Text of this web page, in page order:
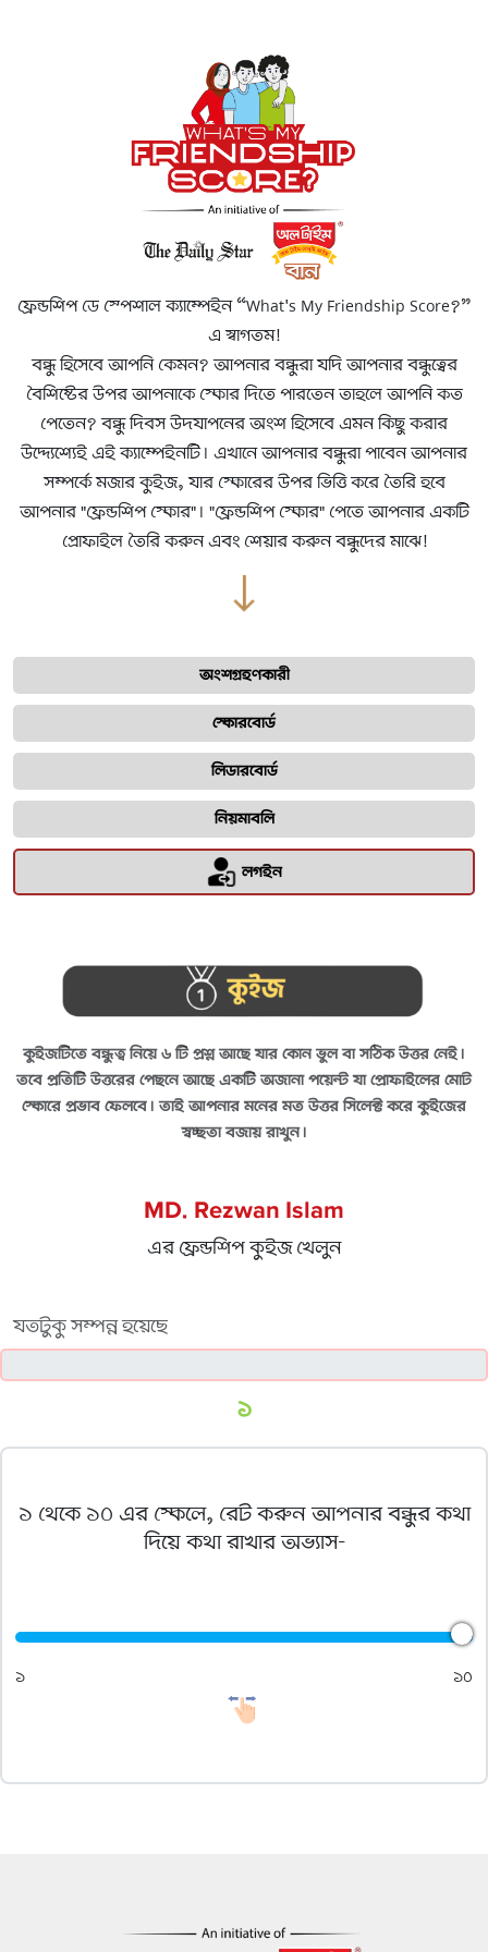
ফ্রেন্ডশিপ ডে স্পেশাল ক্যাম্পেইন “What's My Friendship Score?”
এ স্বাগতম!
বন্ধু হিসেবে আপনি কেমন? আপনার বন্ধুরা যদি আপনার বন্ধুত্বের
বৈশিষ্টের উপর আপনাকে স্কোর দিতে পারতেন তাহলে আপনি কত
পেতেন? বন্ধু দিবস উদযাপনের অংশ হিসেবে এমন কিছু করার
উদ্দ্যেশ্যেই এই ক্যাম্পেইনটি। এখানে আপনার বন্ধুরা পাবেন আপনার
সম্পর্কে মজার কুইজ, যার স্কোরের উপর ভিত্তি করে তৈরি হবে
আপনার "ফ্রেন্ডশিপ স্কোর"। "ফ্রেন্ডশিপ স্কোর" পেতে আপনার একটি
প্রোফাইল তৈরি করুন এবং শেয়ার করুন বন্ধুদের মাঝে!
অংশগ্রহণকারী
স্কোরবোর্ড
লিডারবোর্ড
নিয়মাবলি
লগইন
কুইজটিতে বন্ধুত্ব নিয়ে ৬ টি প্রশ্ন আছে যার কোন ভুল বা সঠিক উত্তর নেই।
তবে প্রতিটি উত্তরের পেছনে আছে একটি অজানা পয়েন্ট যা প্রোফাইলের মোট
স্কোরে প্রভাব ফেলবে। তাই আপনার মনের মত উত্তর সিলেক্ট করে কুইজের
স্বচ্ছতা বজায় রাখুন।
MD. Rezwan Islam
এর ফ্রেন্ডশিপ কুইজ খেলুন
যতটুকু সম্পন্ন হয়েছে
১
১ থেকে ১০ এর স্কেলে, রেট করুন আপনার বন্ধুর কথা
দিয়ে কথা রাখার অভ্যাস-
১ ১০